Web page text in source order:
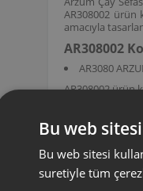
AR308002 ürün
amacıyla
AR308002
AR3080
AR308002 ürün
Arzum orijinal
ürününüz için
Bu web
Bu web sitesi
suretiyle tüm